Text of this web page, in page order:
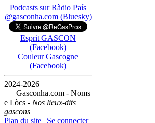
Podcasts sur Ràdio País
@gasconha.com (Bluesky)
Esprit GASCON
(Facebook)
Couleur Gascogne
(Facebook)
2024-2026
— Gasconha.com - Noms
e Lòcs - Nos lieux-dits
gascons
Plan du site | Se connecter|